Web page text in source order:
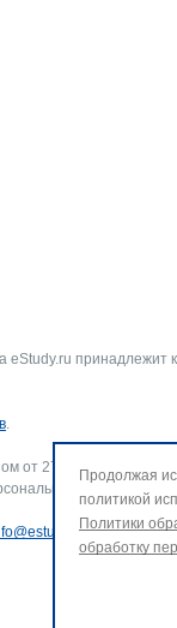
eStudy.ru
.
от 27.07.2006 г. №
данных и
.
Продолжая
политикой
Политики
обработку